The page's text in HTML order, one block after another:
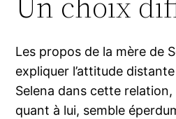
Les propos de la mère de
expliquer l’attitude
Selena dans cette
quant à lui, semble